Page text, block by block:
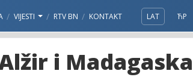
VIJESTI RTV BN KONTAKT LAT ЋР
i